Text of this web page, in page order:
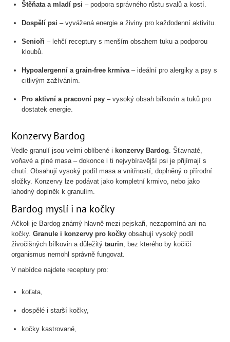
Štěňata a mladí psi – podpora správného růstu svalů a kostí.
Dospělí psi – vyvážená energie a živiny pro každodenní aktivitu.
Senioři – lehčí receptury s menším obsahem tuku a podporou
kloubů.
Hypoalergenní a grain-free krmiva– ideální pro alergiky a psy s
citlivým zažíváním.
Pro aktivní a pracovní psy – vysoký obsah bílkovin a tuků pro
dostatek energie.
Konzervy Bardog
Vedle granulí jsou velmi oblíbené i konzervy Bardog. Šťavnaté,
voňavé a plné masa – dokonce i ti nejvybíravější psi je přijímají s
chutí. Obsahují vysoký podíl masa a vnitřností, doplněný o přírodní
složky. Konzervy lze podávat jako kompletní krmivo, nebo jako
lahodný doplněk k granulím.
Bardog myslí i na kočky
Ačkoli je Bardog známý hlavně mezi pejskaři, nezapomíná ani na
kočky.Granule i konzervy pro kočky obsahují vysoký podíl
živočišných bílkovin a důležitýtaurin, bez kterého by kočičí
organismus nemohl správně fungovat.
V nabídce najdete receptury pro:
koťata,
dospělé i starší kočky,
kočky kastrované,